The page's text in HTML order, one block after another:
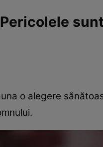
o alegere